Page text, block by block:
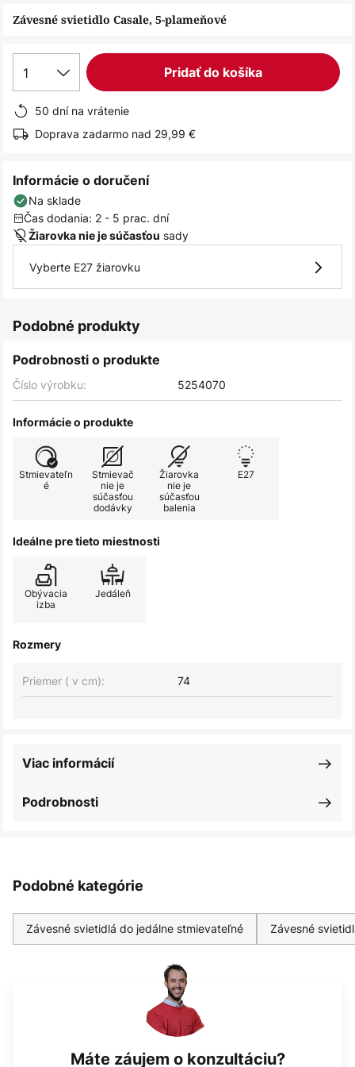
Závesné svietidlo Casale, 5-plameňové
1 Pridať do košíka
50 dní na vrátenie
Doprava zadarmo nad 29,99 €
Informácie o doručení
Na sklade
Čas dodania: 2 - 5 prac. dní
Žiarovka nie je súčasťou sady
Vyberte E27 žiarovku
Podobné produkty
Podrobnosti o produkte
Číslo výrobku: 5254070
Informácie o produkte
Stmievateľn
é
Stmievač
nie je
súčasťou
dodávky
Žiarovka
nie je
súčasťou
balenia
E27
Ideálne pre tieto miestnosti
Obývacia
izba
Jedáleň
Rozmery
Priemer ( v cm): 74
Podrobnosti
Viac informácií
Podobné kategórie
Závesné svietidlá do jedálne stmievateľné Závesné
Máte záujem o konzultáciu?